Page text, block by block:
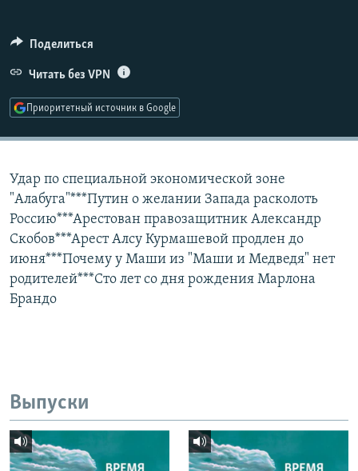
Поделиться
Читать без VPN
Приоритетный источник в Google
Удар по специальной экономической зоне
"Алабуга"***Путин о желании Запада расколоть
Россию***Арестован правозащитник Александр
Скобов***Арест Алсу Курмашевой продлен до
июня***Почему у Маши из "Маши и Медведя" нет
родителей***Сто лет со дня рождения Марлона
Брандо
Выпуски